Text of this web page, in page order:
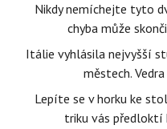
Nikdy nemíchejte tyto
chyba může
Itálie vyhlásila nejvyšší
městech.
Lepíte se v horku ke
triku vás předloktí